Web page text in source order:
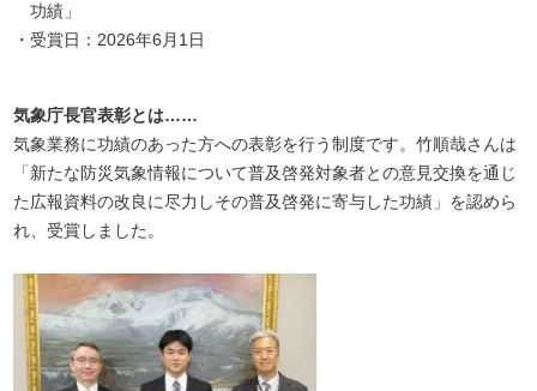
功績」
受賞日：2026年6月1日
気象庁長官表彰とは……
気象業務に功績のあった方への表彰を行う制度です。竹順哉さんは
「新たな防災気象情報について普及啓発対象者との意見交換を通じ
た広報資料の改良に尽力しその普及啓発に寄与した功績」を認めら
れ、受賞しました。